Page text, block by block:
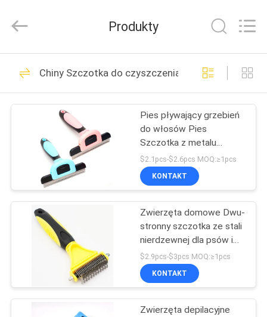
DOM
PRODUKTY
WYCIECZKA
FABRYCE
SKONTAKTUJ
SIĘ
Trading
Co.Ltd.
Reserved.
Wysuwana smycz
dla zwierząt
86
Smycz do szelek dla
zwierząt
87
Produkty
Chiny Szczotka do czyszczenia zwierząt
Pies pływający grzebień
do włosów Pies
Szczotka z metalu
nierdzewnego z
drobnymi zębami Kot
odłączalny przenośny
$2.1pcs-$2.6pcs MOQ:≥1pcs
KONTAKT
Zwierzęta domowe Dwu-
stronny szczotka ze stali
nierdzewnej dla psów i
kotów
$2.9pcs-$3pcs MOQ:≥1pcs
KONTAKT
Zwierzęta depilacyjne